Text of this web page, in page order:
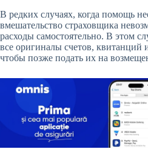
В редких случаях, когда помощь
вмешательство страховщика
расходы самостоятельно. В этом
все оригиналы счетов,
чтобы позже подать их на